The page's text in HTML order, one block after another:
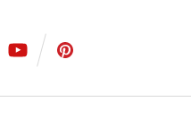
ons
ons